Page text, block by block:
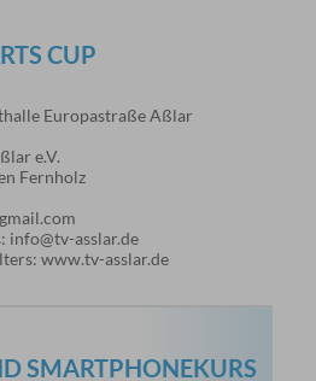
CUP
Europastraße Aßlar
e.V.
Fernholz
info@tv-asslar.de
www.tv-asslar.de
SMARTPHONEKURS